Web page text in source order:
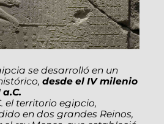
se desarrolló en un
desde el IV milenio
el territorio egipcio,
en dos grandes Reinos,